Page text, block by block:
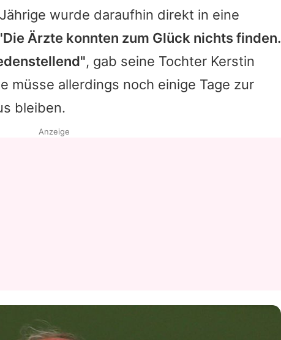
wurde daraufhin direkt in eine
Ärzte konnten zum Glück nichts finden.
, gab seine Tochter Kerstin
müsse allerdings noch einige Tage zur
bleiben.
Anzeige